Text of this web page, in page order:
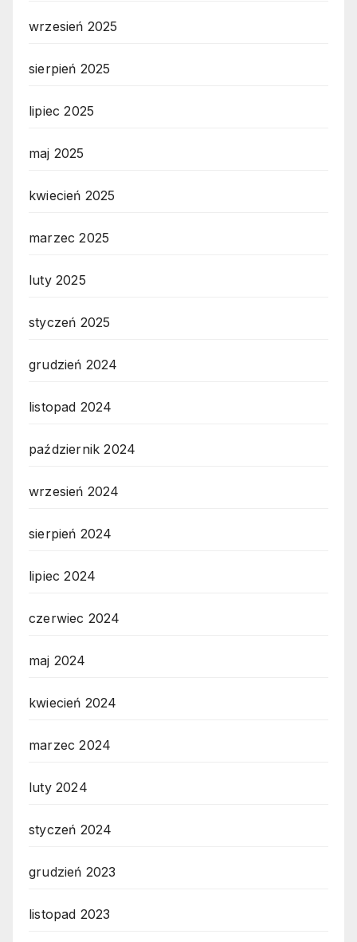
wrzesień 2025
sierpień 2025
lipiec 2025
maj 2025
kwiecień 2025
marzec 2025
luty 2025
styczeń 2025
grudzień 2024
listopad 2024
październik 2024
wrzesień 2024
sierpień 2024
lipiec 2024
czerwiec 2024
maj 2024
kwiecień 2024
marzec 2024
luty 2024
styczeń 2024
grudzień 2023
listopad 2023